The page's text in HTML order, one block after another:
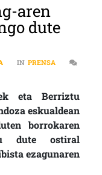
aren
dute
IN PRENSA
FRACKING-AREN
eta Berriztu
eskualdean
borrokaren
dute ostiral
ezagunaren